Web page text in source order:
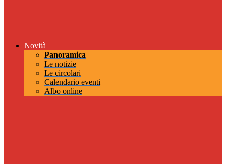
Novità
Panoramica
Le notizie
Le circolari
Calendario eventi
Albo online